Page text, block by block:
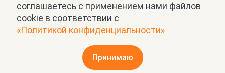
соглашаетесь с применением нами файлов
cookie в соответствии с
«Политикой конфиденциальности»
Принимаю